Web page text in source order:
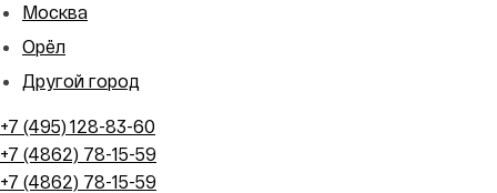
Москва
Орёл
Другой город
+7 (495) 128-83-60
+7 (4862) 78-15-59
+7 (4862) 78-15-59